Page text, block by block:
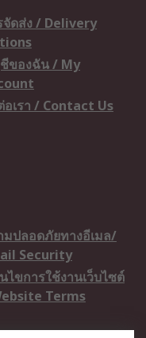
จัดส่ง / Delivery
ของฉัน / My
อเรา / Contact Us
มปลอดภัยทางอีเมล/
Security
ไขการใช้งานเว็บไซต์
Terms